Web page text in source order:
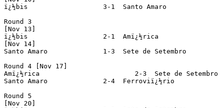
ï¿½bis			 3-1  Santo Amaro		(prel. Nï¿½utico x Sport)
Round 3
[Nov 13]
ï¿½bis			 2-1  Amï¿½rica			(prel. Santa Cruz x Paulistano)
[Nov 14]
Santo Amaro		 1-3  Sete de Setembro		(played in Paulista)
Round 4 [Nov 17]
Amï¿½rica			 2-3  Sete de Setembro		(prel. Santa Cruz x Nï¿½utico)
Santo Amaro		 2-4  Ferroviï¿½rio		(prel. Paulistano x Sport)
Round 5
[Nov 20]